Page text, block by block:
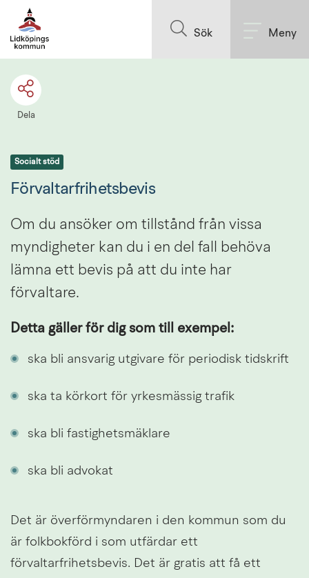
Sök Meny
Dela
Socialt stöd
Förvaltarfrihetsbevis
Om du ansöker om tillstånd från vissa
myndigheter kan du i en del fall behöva
lämna ett bevis på att du inte har
förvaltare.
Detta gäller för dig som till exempel:
ska bli ansvarig utgivare för periodisk tidskrift
ska ta körkort för yrkesmässig trafik
ska bli fastighetsmäklare
ska bli advokat
Det är överförmyndaren i den kommun som du
är folkbokförd i som utfärdar ett
förvaltarfrihetsbevis. Det är gratis att få ett